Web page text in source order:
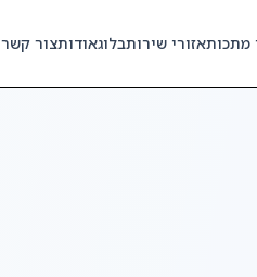
מתכותאזורי שירותבלוגאודותצור קשר